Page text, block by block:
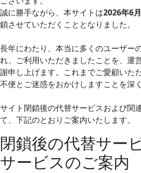
誠に勝手ながら、本サイトは2026年6
鎖させていただくこととなりました。
長年にわたり、本当に多くのユーザー
れ、ご利用いただきましたことを、運
謝申し上げます。これまでご愛顧いた
不便とご迷惑をおかけしますことを深
サイト閉鎖後の代替サービスおよび関
て、下記のとおりご案内いたします。
閉鎖後の代替サー
サービスのご案内